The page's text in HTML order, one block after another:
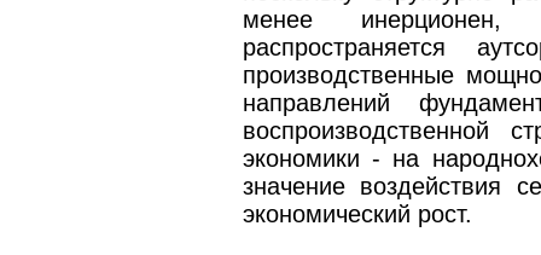
менее инерционен,
распространяется
производственные
направлений
воспроизводственной
экономики - на
значение воздействия
экономический рост.